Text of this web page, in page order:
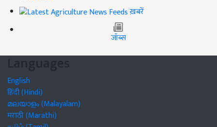
ख़बरें
जॉब्स
Languages
English
हिंदी (Hindi)
മലയാളം (Malayalam)
मराठी (Marathi)